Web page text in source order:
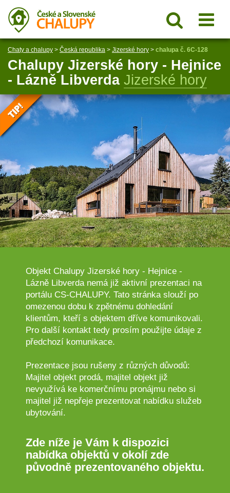
Chaty a chalupy > Česká republika > Jizerské hory > chalupa č. 6C-128
Chalupy Jizerské hory - Hejnice
- Lázně Libverda Jizerské hory
Objekt Chalupy Jizerské hory - Hejnice -
Lázně Libverda nemá již aktivní prezentaci na
portálu CS-CHALUPY. Tato stránka slouží po
omezenou dobu k zpětnému dohledání
klientům, kteří s objektem dříve komunikovali.
Pro další kontakt tedy prosím použijte údaje z
předchozí komunikace.
Prezentace jsou rušeny z různých důvodů:
Majitel objekt prodá, majitel objekt již
nevyužívá ke komerčnímu pronájmu nebo si
majitel již nepřeje prezentovat nabídku služeb
ubytování.
Zde níže je Vám k dispozici
nabídka objektů v okolí zde
původně prezentovaného objektu.